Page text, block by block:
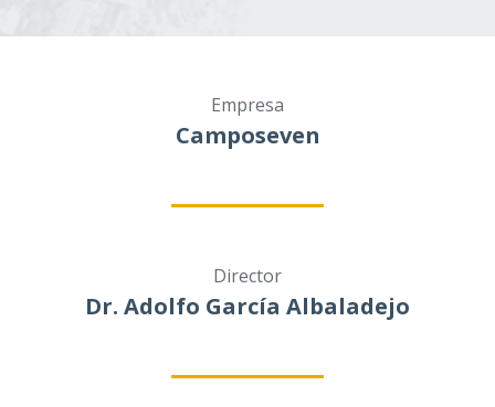
Empresa
Camposeven
Director
Dr. Adolfo García Albaladejo